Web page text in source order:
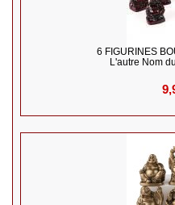
6 FIGURINES
L'autre Nom